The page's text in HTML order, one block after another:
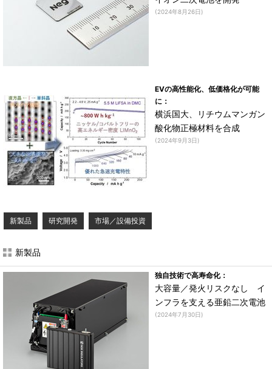
(2024年8月26日)
EVの高性能化、低価格化が可能
に：
横浜国大、リチウムマンガン
酸化物正極材料を合成
(2024年9月3日)
新製品 研究開発 市場／設備投資
新製品
独自技術で高寿命化：
大容量／発火リスクなし イ
ンフラを支える亜鉛二次電池
(2024年7月30日)